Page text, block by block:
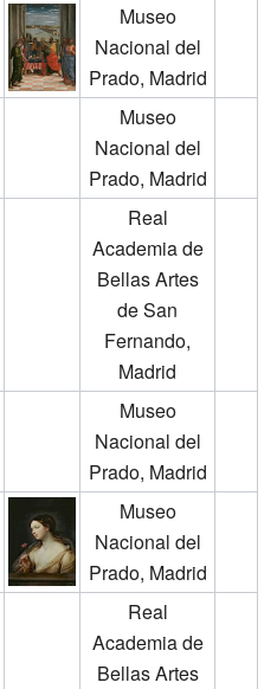
Museo
Nacional del
Prado, Madrid
Museo
Nacional del
Prado, Madrid
Real
Academia de
Bellas Artes
de San
Fernando,
Madrid
Museo
Nacional del
Prado, Madrid
Museo
Nacional del
Prado, Madrid
Real
Academia de
Bellas Artes